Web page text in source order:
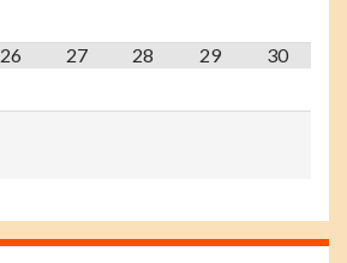
26 27 28 29 30